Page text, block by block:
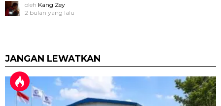
oleh Kang Zey
2 bulan yang lalu
JANGAN LEWATKAN